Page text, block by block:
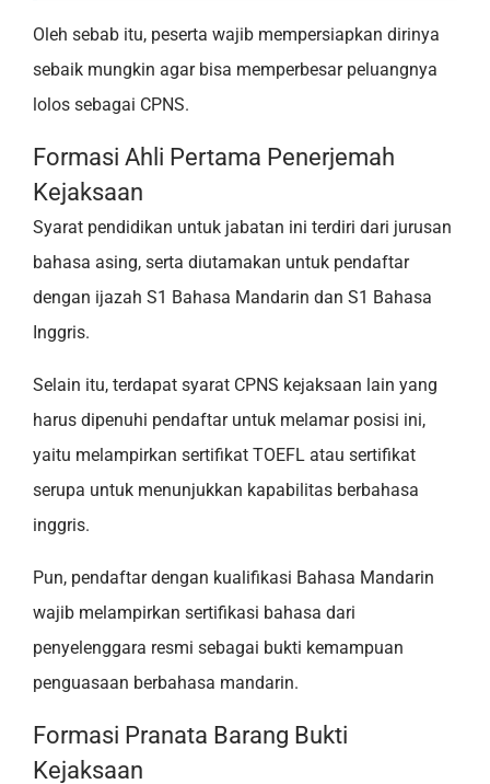
Oleh sebab itu, peserta wajib mempersiapkan dirinya
sebaik mungkin agar bisa memperbesar peluangnya
lolos sebagai CPNS.
Formasi Ahli Pertama Penerjemah
Kejaksaan
Syarat pendidikan untuk jabatan ini terdiri dari jurusan
bahasa asing, serta diutamakan untuk pendaftar
dengan ijazah S1 Bahasa Mandarin dan S1 Bahasa
Inggris.
Selain itu, terdapat syarat CPNS kejaksaan lain yang
harus dipenuhi pendaftar untuk melamar posisi ini,
yaitu melampirkan sertifikat TOEFL atau sertifikat
serupa untuk menunjukkan kapabilitas berbahasa
inggris.
Pun, pendaftar dengan kualifikasi Bahasa Mandarin
wajib melampirkan sertifikasi bahasa dari
penyelenggara resmi sebagai bukti kemampuan
penguasaan berbahasa mandarin.
Formasi Pranata Barang Bukti
Kejaksaan